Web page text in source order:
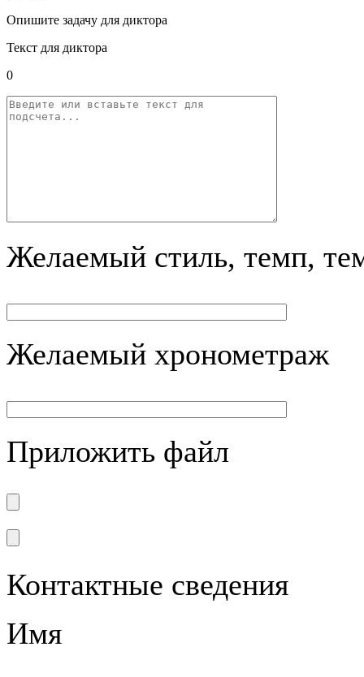
Опишите задачу для диктора
Текст для диктора
0
Желаемый стиль, темп,
Желаемый хронометраж
Приложить файл
Контактные сведения
Имя